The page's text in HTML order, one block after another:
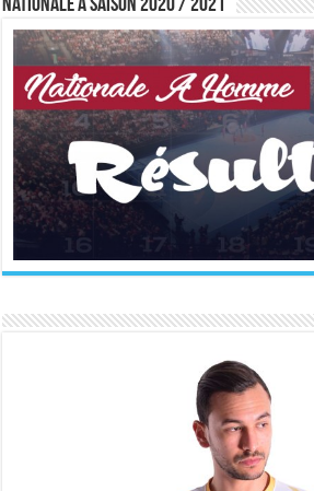
Nationale A saison 2020 / 2021